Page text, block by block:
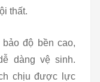
thất.
độ bền cao,
dàng vệ sinh.
chịu được lực